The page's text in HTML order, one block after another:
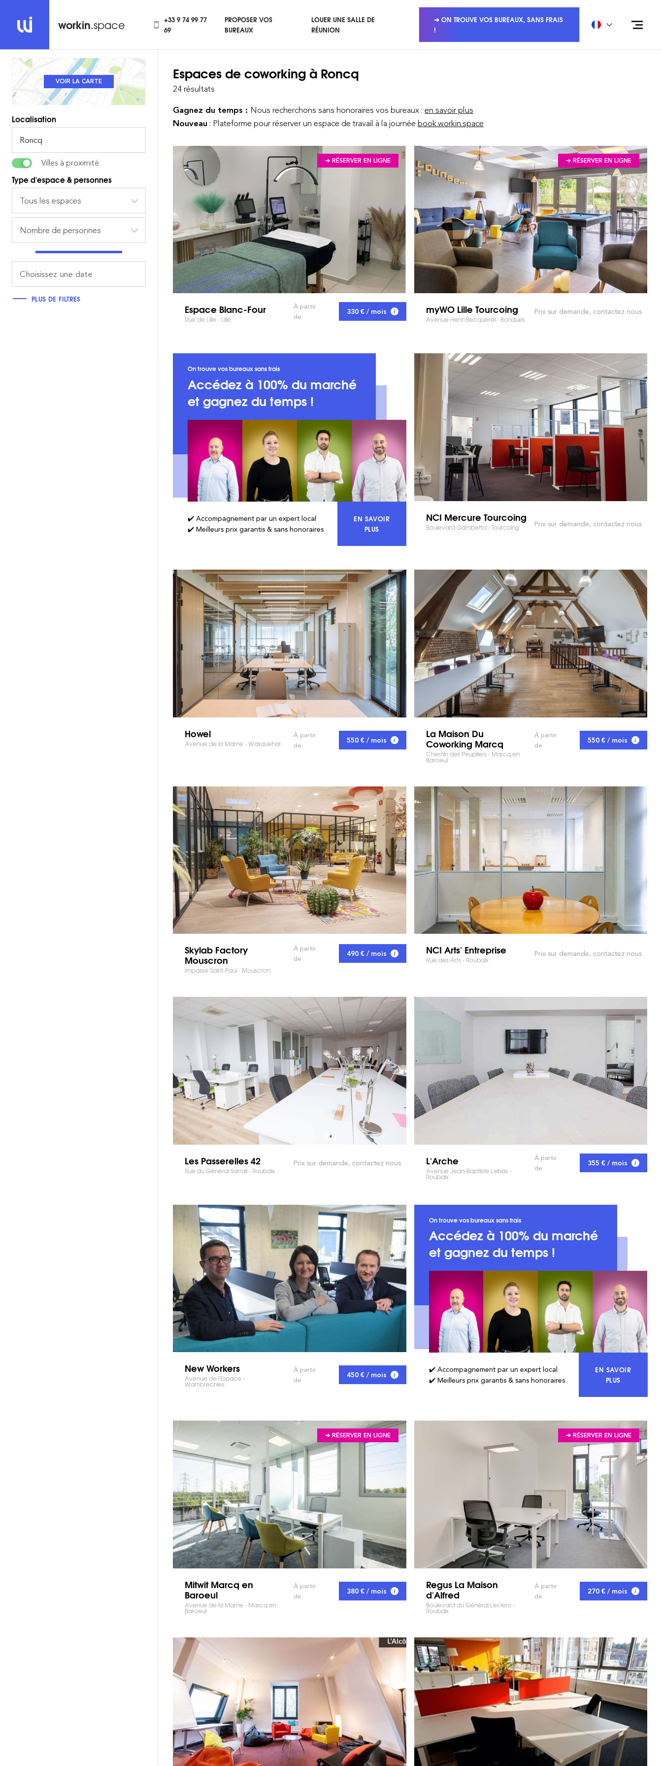
workin.space
+33 9 74 99 77
69
PROPOSER VOS
BUREAUX
LOUER UNE SALLE DE
RÉUNION
➜ ON TROUVE VOS BUREAUX, SANS FRAIS
!
REVENIR À LA LISTE
VOIR LA CARTE
Localisation
Villes à proximité
Type d'espace & personnes
Tous les espaces
Nombre de personnes
PLUS DE FILTRES
Espaces de coworkingà Roncq
24 résultats
Gagnez du temps : Nous recherchons sans honoraires vos bureaux : en savoir plus
Nouveau : Plateforme pour réserver un espace de travail à la journée book.workin.space
➔ RÉSERVER EN LIGNE
Espace Blanc-Four
Rue de Lille - Lille
À partir
de
330 € / mois
➔ RÉSERVER EN LIGNE
myWO Lille Tourcoing
Avenue Henri Becquerel - Bondues
Prix sur demande, contactez nous
On trouve vos bureaux sans frais
Accédez à 100% du marché
et gagnez du temps !
✔️ Accompagnement par un expert local
✔️ Meilleurs prix garantis & sans honoraires
EN SAVOIR
PLUSACCÉDEZ À 100% DU MARCHÉ ET GAGNEZ DU TEMPS !
NCI Mercure Tourcoing
Boulevard Gambetta - Tourcoing Prix sur demande, contactez nous
Howel
Avenue de la Marne - Wasquehal
À partir
de
550 € / mois La Maison Du
Coworking Marcq
Chemin des Peupliers - Marcq en
Baroeul
À partir
de
550 € / mois
Skylab Factory
Mouscron
Impasse Saint-Paul - Mouscron
À partir
de
490 € / mois NCI Arts' Entreprise
Rue des Arts - Roubaix
Prix sur demande, contactez nous
Les Passerelles 42
Rue du Général Sarrail - Roubaix
Prix sur demande, contactez nous L'Arche
Avenue Jean-Baptiste Lebas -
Roubaix
À partir
de
355 € / mois
New Workers
Avenue de l'Espace -
Wambrechies
À partir
de
450 € / mois
On trouve vos bureaux sans frais
Accédez à 100% du marché
et gagnez du temps !
✔️ Accompagnement par un expert local
✔️ Meilleurs prix garantis & sans honoraires
EN SAVOIR
PLUSACCÉDEZ À
➔ RÉSERVER EN LIGNE
Mitwit Marcq en
Baroeul
Avenue de la Marne - Marcq en
Baroeul
À partir
de
380 € / mois
➔ RÉSERVER EN LIGNE
Regus La Maison
d'Alfred
Boulevard du Général Leclerc -
Roubaix
À partir
de
270 € / mois